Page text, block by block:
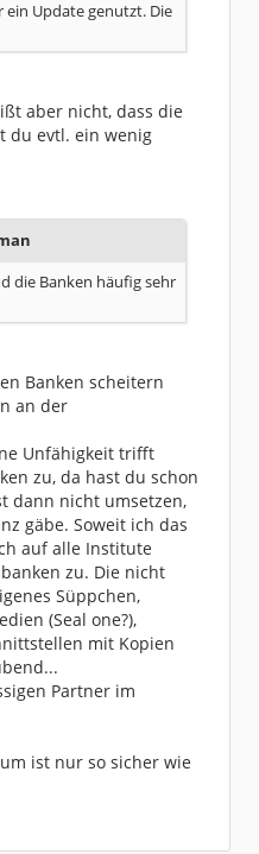
ein Update genutzt. Die
aber nicht, dass die
du evtl. ein wenig
die Banken häufig sehr
Banken scheitern
an der
Unfähigkeit trifft
zu, da hast du schon
dann nicht umsetzen,
gäbe. Soweit ich das
auf alle Institute
zu. Die nicht
Süppchen,
(Seal one?),
mit Kopien
Partner im
ist nur so sicher wie